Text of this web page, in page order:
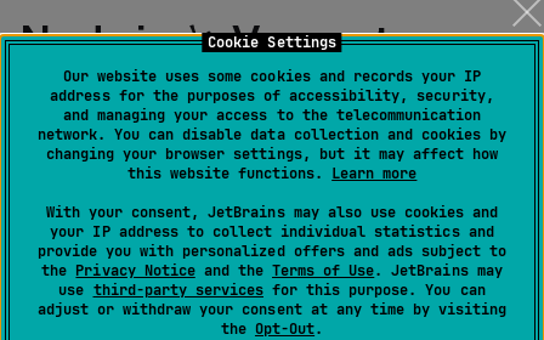
Cookie Settings
Our website uses some cookies and records your IP
address for the purposes of accessibility, security,
and managing your access to the telecommunication
network. You can disable data collection and cookies by
changing your browser settings, but it may affect how
this website functions. Learn more
With your consent, JetBrains may also use cookies and
your IP address to collect individual statistics and
provide you with personalized offers and ads subject to
the Privacy Noticeand the Terms of Use. JetBrains may
use third-party servicesfor this purpose. You can
adjust or withdraw your consent at any time by visiting
the Opt-Out.
Node.js と Vagrant
最終更新日： 2026 年 7 月 14 日
Vagrant
を利用すると、Node.js アプリケーションを
デバッグ・プロファイリングできます。